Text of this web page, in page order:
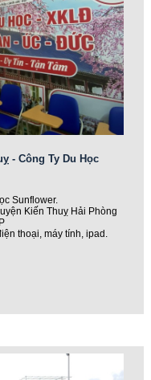
- Công Ty Du Học
Sunflower.
Kiến Thuỵ Hải Phòng
thoại, máy tính, ipad.